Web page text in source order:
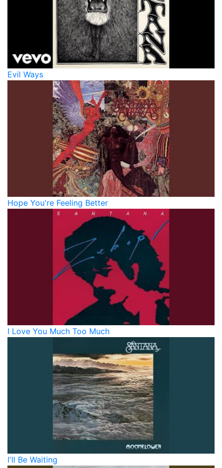
Evil Ways
Hope You're Feeling Better
I Love You Much Too Much
I'll Be Waiting